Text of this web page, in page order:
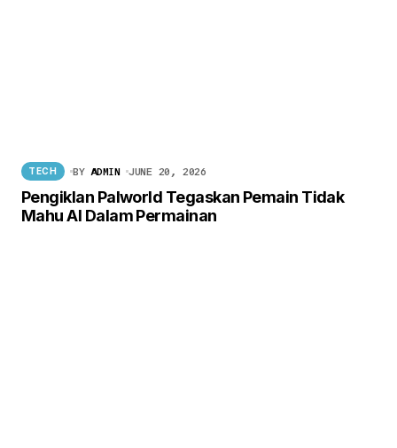
TECH BY ADMIN JUNE 20, 2026
Pengiklan Palworld Tegaskan Pemain Tidak
Mahu AI Dalam Permainan